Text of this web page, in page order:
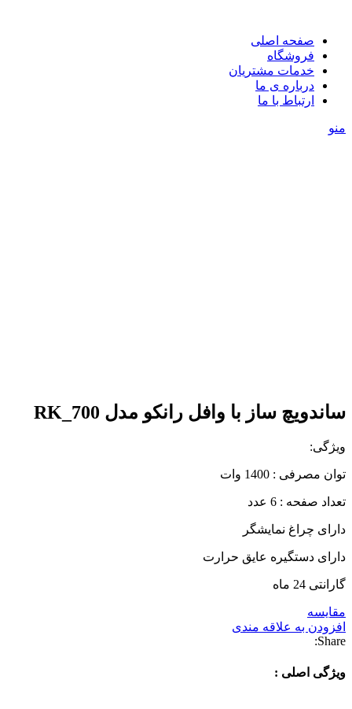
صفحه اصلی
فروشگاه
خدمات مشتریان
درباره ی ما
ارتباط با ما
منو
ساندویچ ساز با وافل رانکو مدل RK_700
ویژگی:
توان مصرفی : 1400 وات
تعداد صفحه : 6 عدد
دارای چراغ نمایشگر
دارای دستگیره عایق حرارت
گارانتی 24 ماه
مقایسه
افزودن به علاقه مندی
Share:
ویژگی اصلی :